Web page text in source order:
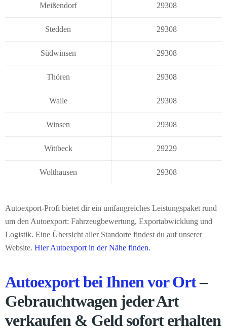
Meißendorf 29308
Stedden 29308
Südwinsen 29308
Thören 29308
Walle 29308
Winsen 29308
Wittbeck 29229
Wolthausen 29308
Autoexport-Profi bietet dir ein umfangreiches Leistungspaket rund
um den Autoexport: Fahrzeugbewertung, Exportabwicklung und
Logistik. Eine Übersicht aller Standorte findest du auf unserer
Website. Hier Autoexport in der Nähe finden.
Autoexport bei Ihnen vor Ort–
Gebrauchtwagen jeder Art
verkaufen & Geld sofort erhalten